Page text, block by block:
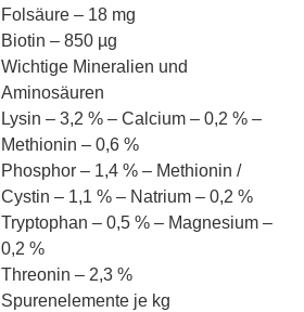
Folsäure – 18 mg
Biotin – 850 µg
Wichtige Mineralien und
Aminosäuren
Lysin – 3,2 % – Calcium – 0,2 % –
Methionin – 0,6 %
Phosphor – 1,4 % – Methionin /
Cystin – 1,1 % – Natrium – 0,2 %
Tryptophan – 0,5 % – Magnesium –
0,2 %
Threonin – 2,3 %
Spurenelemente je kg